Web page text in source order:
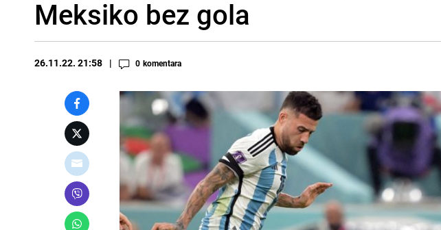
Meksiko bez gola
26.11.22. 21:58 0 komentara